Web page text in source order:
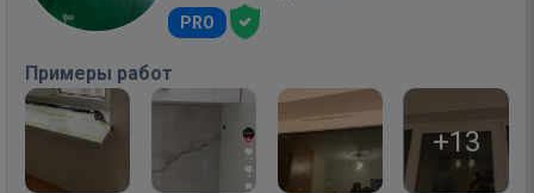
PRO
Примеры работ
+13